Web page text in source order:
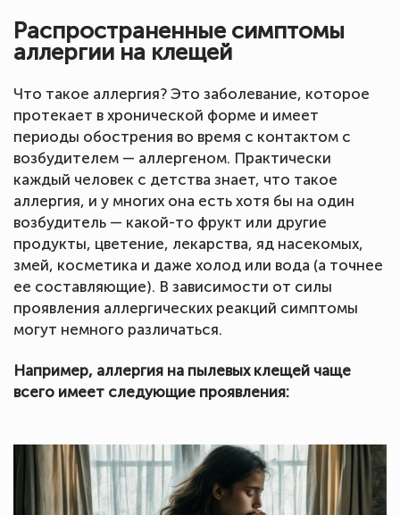
Распространенные симптомы
аллергии на клещей
Что такое аллергия? Это заболевание, которое
протекает в хронической форме и имеет
периоды обострения во время с контактом с
возбудителем — аллергеном. Практически
каждый человек с детства знает, что такое
аллергия, и у многих она есть хотя бы на один
возбудитель — какой-то фрукт или другие
продукты, цветение, лекарства, яд насекомых,
змей, косметика и даже холод или вода (а точнее
ее составляющие). В зависимости от силы
проявления аллергических реакций симптомы
могут немного различаться.
Например, аллергия на пылевых клещей чаще
всего имеет следующие проявления: